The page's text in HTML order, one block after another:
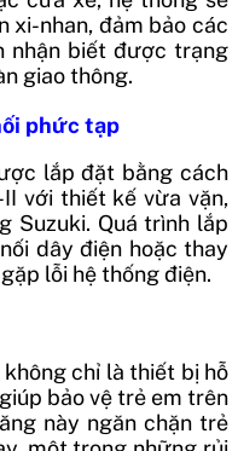
xi-nhan, đảm bảo các
nhận biết được trạng
giao thông.
phức tạp
lắp đặt bằng cách
với thiết kế vừa vặn,
Suzuki. Quá trình lắp
dây điện hoặc thay
lỗi hệ thống điện.
chỉ là thiết bị hỗ
bảo vệ trẻ em trên
này ngăn chặn trẻ